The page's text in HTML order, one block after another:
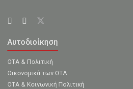
Αυτοδιοίκηση
ΟΤΑ & Πολιτική
Οικονομικά των ΟΤΑ
ΟΤΑ & Κοινωνική Πολιτική